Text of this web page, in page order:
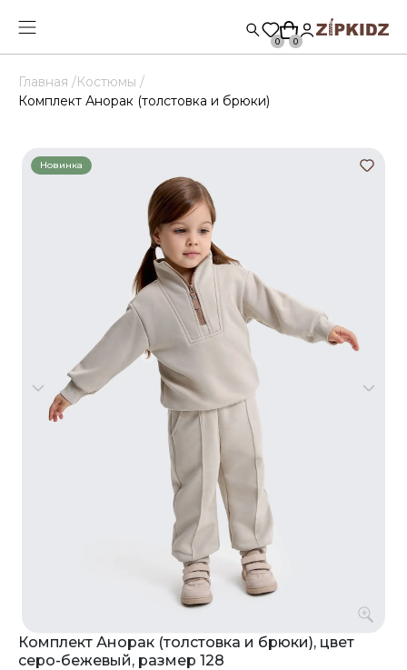
0 0
Главная /Костюмы /
Комплект Анорак (толстовка и брюки)
Новинка
Комплект Анорак (толстовка и брюки), цвет
серо-бежевый, размер 128